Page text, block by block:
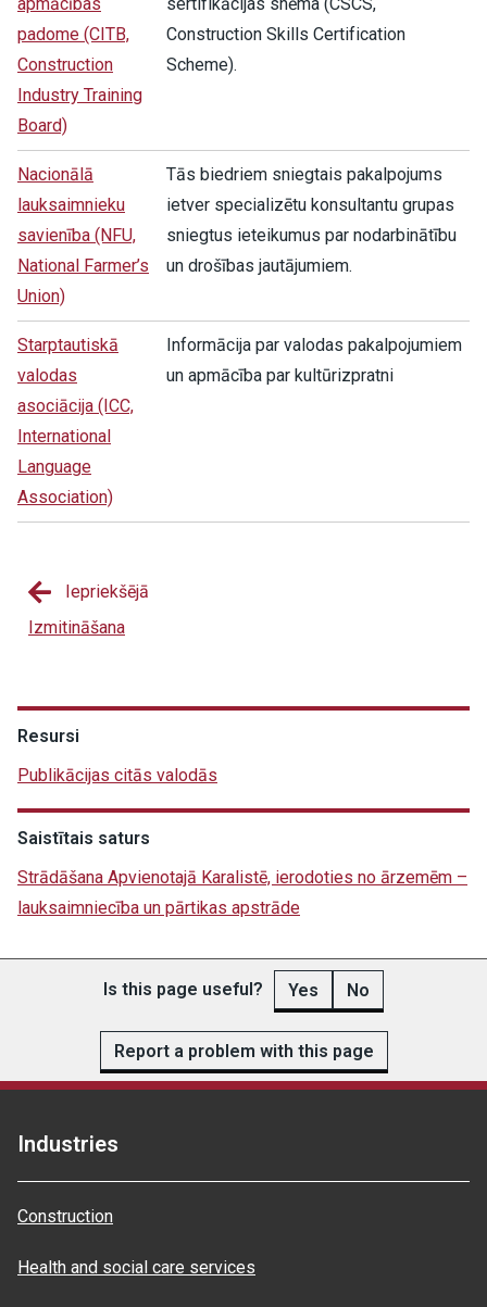
padome (CITB,
Construction
Industry Training
Board)
Construction Skills Certification
Scheme).
Nacionālā
lauksaimnieku
savienība (NFU,
National Farmer’s
Union)
Tās biedriem sniegtais pakalpojums
ietver specializētu konsultantu grupas
sniegtus ieteikumus par nodarbinātību
un drošības jautājumiem.
Starptautiskā
valodas
asociācija (ICC,
International
Language
Association)
Informācija par valodas pakalpojumiem
un apmācība par kultūrizpratni
Iepriekšējā
Izmitināšana
Resursi
Publikācijas citās valodās
Saistītais saturs
Strādāšana Apvienotajā Karalistē, ierodoties no ārzemēm –
lauksaimniecība un pārtikas apstrāde
Is this page useful? Yes No
Report a problem with this page
Industries
Construction
Health and social care services